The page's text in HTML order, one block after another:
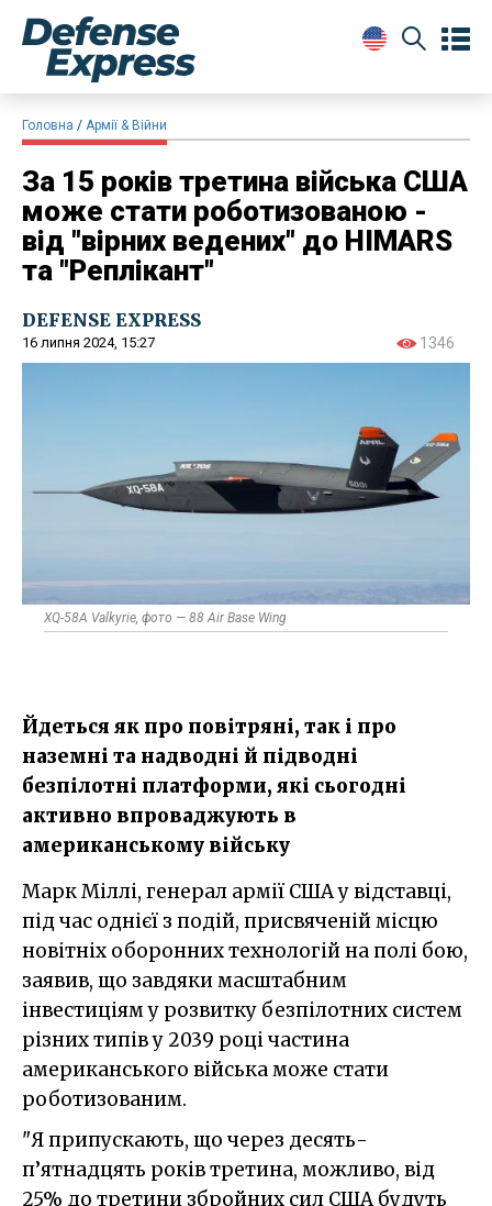
Головна Армії & Війни
За 15 років третина війська США
може стати роботизованою -
від "вірних ведених" до HIMARS
та "Реплікант"
DEFENSE EXPRESS
16 липня 2024, 15:27 1346
XQ-58A Valkyrie, фото — 88 Air Base Wing
Йдеться як про повітряні, так і про
наземні та надводні й підводні
безпілотні платформи, які сьогодні
активно впроваджують в
американському війську
Марк Міллі, генерал армії США у відставці,
під час однієї з подій, присвяченій місцю
новітніх оборонних технологій на полі бою,
заявив, що завдяки масштабним
інвестиціям у розвитку безпілотних систем
різних типів у 2039 році частина
американського війська може стати
роботизованим.
"Я припускають, що через десять-
п’ятнадцять років третина, можливо, від
25% до третини збройних сил США будуть